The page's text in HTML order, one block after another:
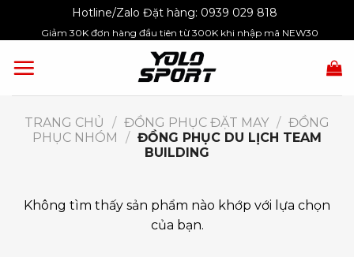
Hotline/Zalo Đặt hàng: 0939 029 818
Giảm 30K đơn hàng đầu tiên từ 300K khi nhập mã NEW30
TRANG CHỦ / ĐỒNG PHỤC ĐẶT MAY / ĐỒNG
PHỤC NHÓM
/ ĐỒNG PHỤC DU LỊCH TEAM
BUILDING
Không tìm thấy sản phẩm nào khớp với lựa chọn
của bạn.